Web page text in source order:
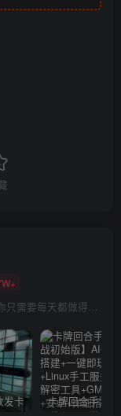
不要担心别人会做得比你好。你只需要每天都做得比前一天好就可以了
发卡